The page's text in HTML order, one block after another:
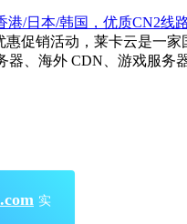
惠促销活动，莱卡云是一
器、海外 CDN、游戏服
实